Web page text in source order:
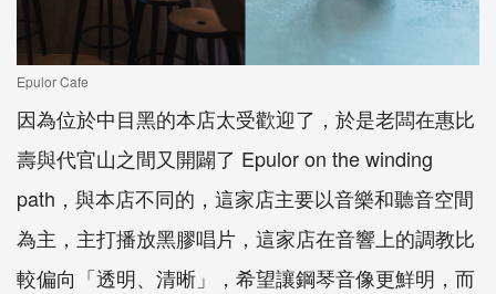
Epulor Cafe
因為位於中目黑的本店太受歡迎了，於是老闆在惠比
壽與代官山之間又開闢了 Epulor on the winding
path ，與本店不同的，這家店主要以音樂和聽音空間
為主，主打播放黑膠唱片，這家店在音響上的調教比
較偏向「透明、清晰」，希望讓鋼琴音像更鮮明，而